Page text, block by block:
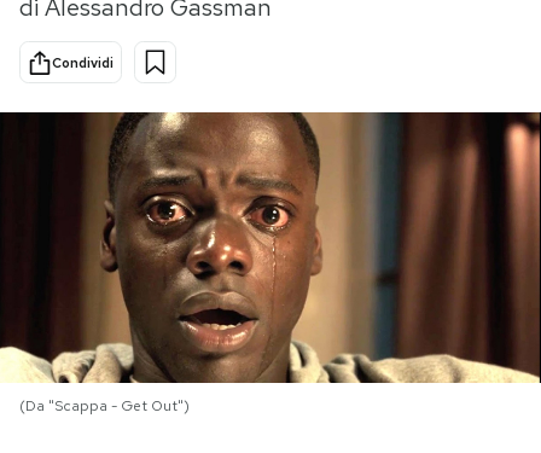
Scienza
Cultura
Economia
Sport
Altrecose
Mondiali calcio 2026
PODCAST
NEWSLETTER
I MIEI PREFERITI
di Alessandro Gassman
Condividi
(Da "Scappa - Get Out")